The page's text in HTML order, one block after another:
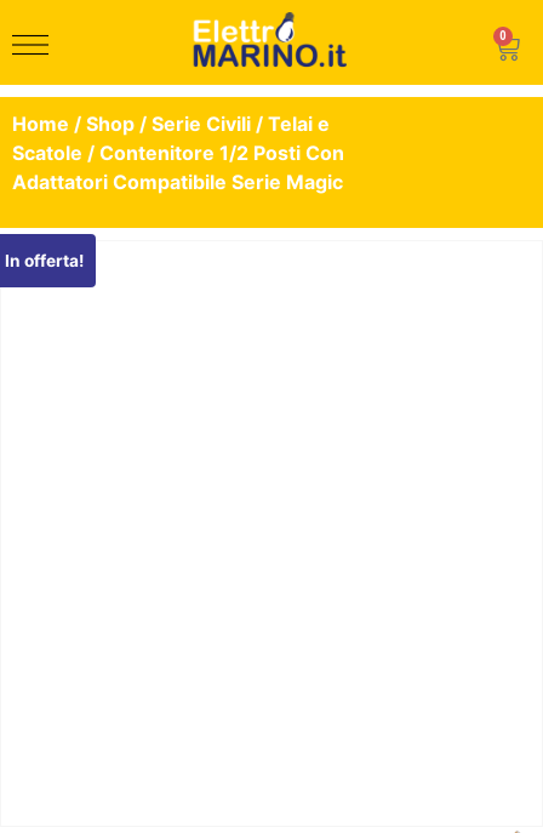
0
Home / Shop / Serie Civili / Telai e
Scatole / Contenitore 1/2 Posti Con
Adattatori Compatibile Serie Magic
In offerta!